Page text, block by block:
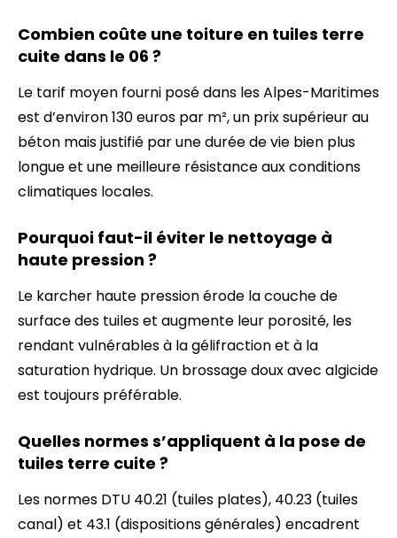
Combien coûte une toiture en tuiles terre
cuite dans le 06 ?
Le tarif moyen fourni posé dans les Alpes-Maritimes
est d’environ 130 euros par m², un prix supérieur au
béton mais justifié par une durée de vie bien plus
longue et une meilleure résistance aux conditions
climatiques locales.
Pourquoi faut-il éviter le nettoyage à
haute pression ?
Le karcher haute pression érode la couche de
surface des tuiles et augmente leur porosité, les
rendant vulnérables à la gélifraction et à la
saturation hydrique. Un brossage doux avec algicide
est toujours préférable.
Quelles normes s’appliquent à la pose de
tuiles terre cuite ?
Les normes DTU 40.21 (tuiles plates), 40.23 (tuiles
canal) et 43.1 (dispositions générales) encadrent